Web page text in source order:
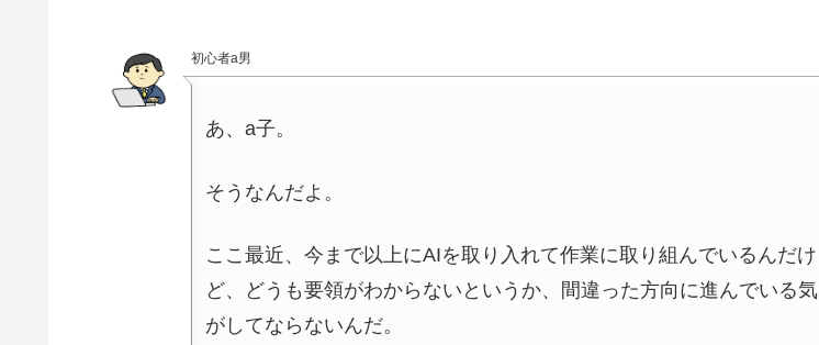
初心者a男
あ、a子。
そうなんだよ。
ここ最近、今まで以上にAIを取り入れて作業に取り組んでいるんだけ
ど、どうも要領がわからないというか、間違った方向に進んでいる気
がしてならないんだ。